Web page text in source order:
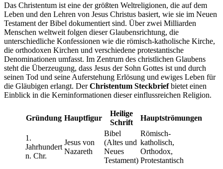
Das Christentum ist eine der größten Weltreligionen, die auf dem
Leben und den Lehren von Jesus Christus basiert, wie sie im Neuen
Testament der Bibel dokumentiert sind. Über zwei Milliarden
Menschen weltweit folgen dieser Glaubensrichtung, die
unterschiedliche Konfessionen wie die römisch-katholische Kirche,
die orthodoxen Kirchen und verschiedene protestantische
Denominationen umfasst. Im Zentrum des christlichen Glaubens
steht die Überzeugung, dass Jesus der Sohn Gottes ist und durch
seinen Tod und seine Auferstehung Erlösung und ewiges Leben für
die Gläubigen erlangt. DerChristentum Steckbriefbietet einen
Einblick in die Kerninformationen dieser einflussreichen Religion.
Gründung Hauptfigur
Heilige
Schrift
Hauptströmungen
1.
Jahrhundert
n. Chr.
Jesus von
Nazareth
Bibel
(Altes und
Neues
Testament)
Römisch-
katholisch,
Orthodox,
Protestantisch